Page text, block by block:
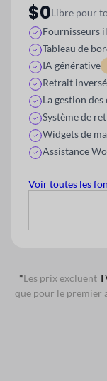
$0Libre pour
Fournisseurs
Tableau de
IA générative
Retrait inversé
La gestion
Système de
Widgets de
Assistance
Voir toutes les
*Les prix excluent
que pour le premier